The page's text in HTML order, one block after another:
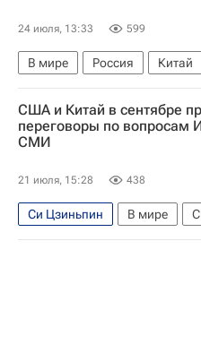
24 июля, 13:33 599
В мире Россия Китай
Ван И (политик)
ШОС
США и Китай в сентябре
переговоры по вопросам
СМИ
21 июля, 15:28 438
Си Цзиньпин В мире
Пекин
Скотт Бессент